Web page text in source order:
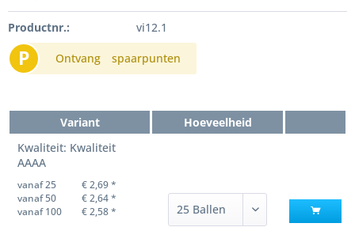
Productnr.: vi12.1
P Ontvang spaarpunten
Variant
Hoeveelheid
Kwaliteit: Kwaliteit
AAAA
vanaf 25
€ 2,69 *
vanaf 50
€ 2,64 *
vanaf 100
€ 2,58 *